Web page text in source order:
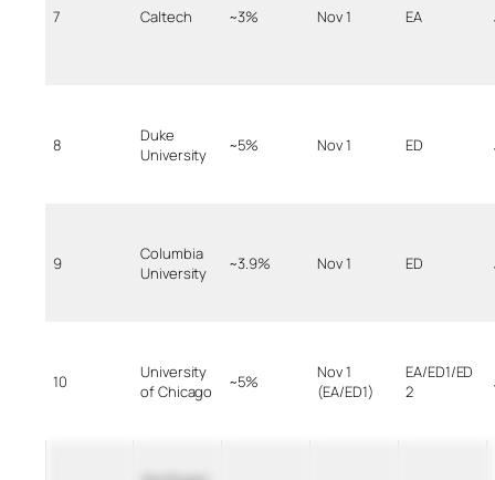
7 Caltech ~3% Nov 1 EA
8
Duke
University
~5% Nov 1 ED
9
Columbia
University
~3.9% Nov 1 ED
10
University
of Chicago
~5%
Nov 1
(EA/ED1)
EA/ED1/ED
2